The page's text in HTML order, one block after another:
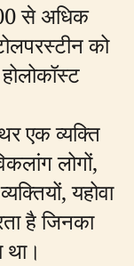
से अधिक
को
एक व्यक्ति
लोगों,
यहोवा
है जिनका
था।